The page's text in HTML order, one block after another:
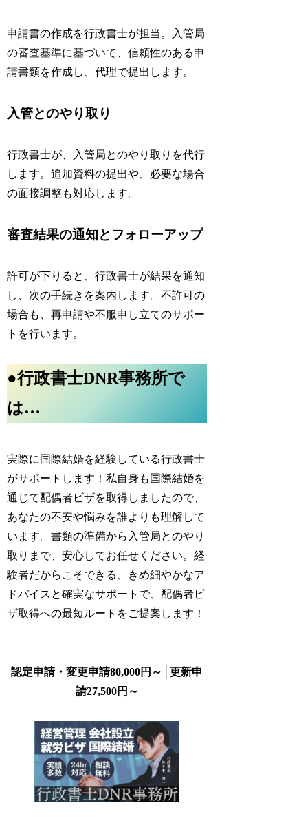
申請書の作成を行政書士が担当。入管局
の審査基準に基づいて、信頼性のある申
請書類を作成し、代理で提出します。
入管とのやり取り
行政書士が、入管局とのやり取りを代行
します。追加資料の提出や、必要な場合
の面接調整も対応します。
審査結果の通知とフォローアップ
許可が下りると、行政書士が結果を通知
し、次の手続きを案内します。不許可の
場合も、再申請や不服申し立てのサポー
トを行います。
●行政書士DNR事務所で
は…
実際に国際結婚を経験している行政書士
がサポートします！私自身も国際結婚を
通じて配偶者ビザを取得しましたので、
あなたの不安や悩みを誰よりも理解して
います。書類の準備から入管局とのやり
取りまで、安心してお任せください。経
験者だからこそできる、きめ細やかなア
ドバイスと確実なサポートで、配偶者ビ
ザ取得への最短ルートをご提案します！
認定申請・変更申請80,000円～│更新申
請27,500円～